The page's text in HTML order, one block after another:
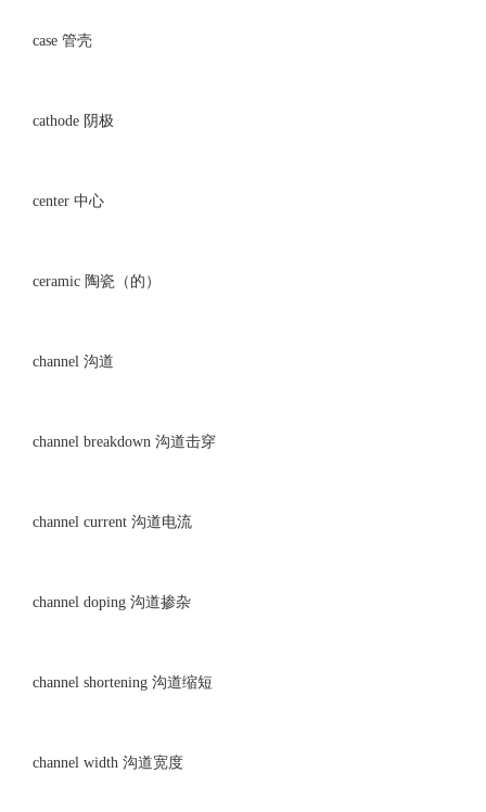
case 管壳
cathode 阴极
center 中心
ceramic 陶瓷（的）
channel 沟道
channel breakdown 沟道击穿
channel current 沟道电流
channel doping 沟道掺杂
channel shortening 沟道缩短
channel width 沟道宽度